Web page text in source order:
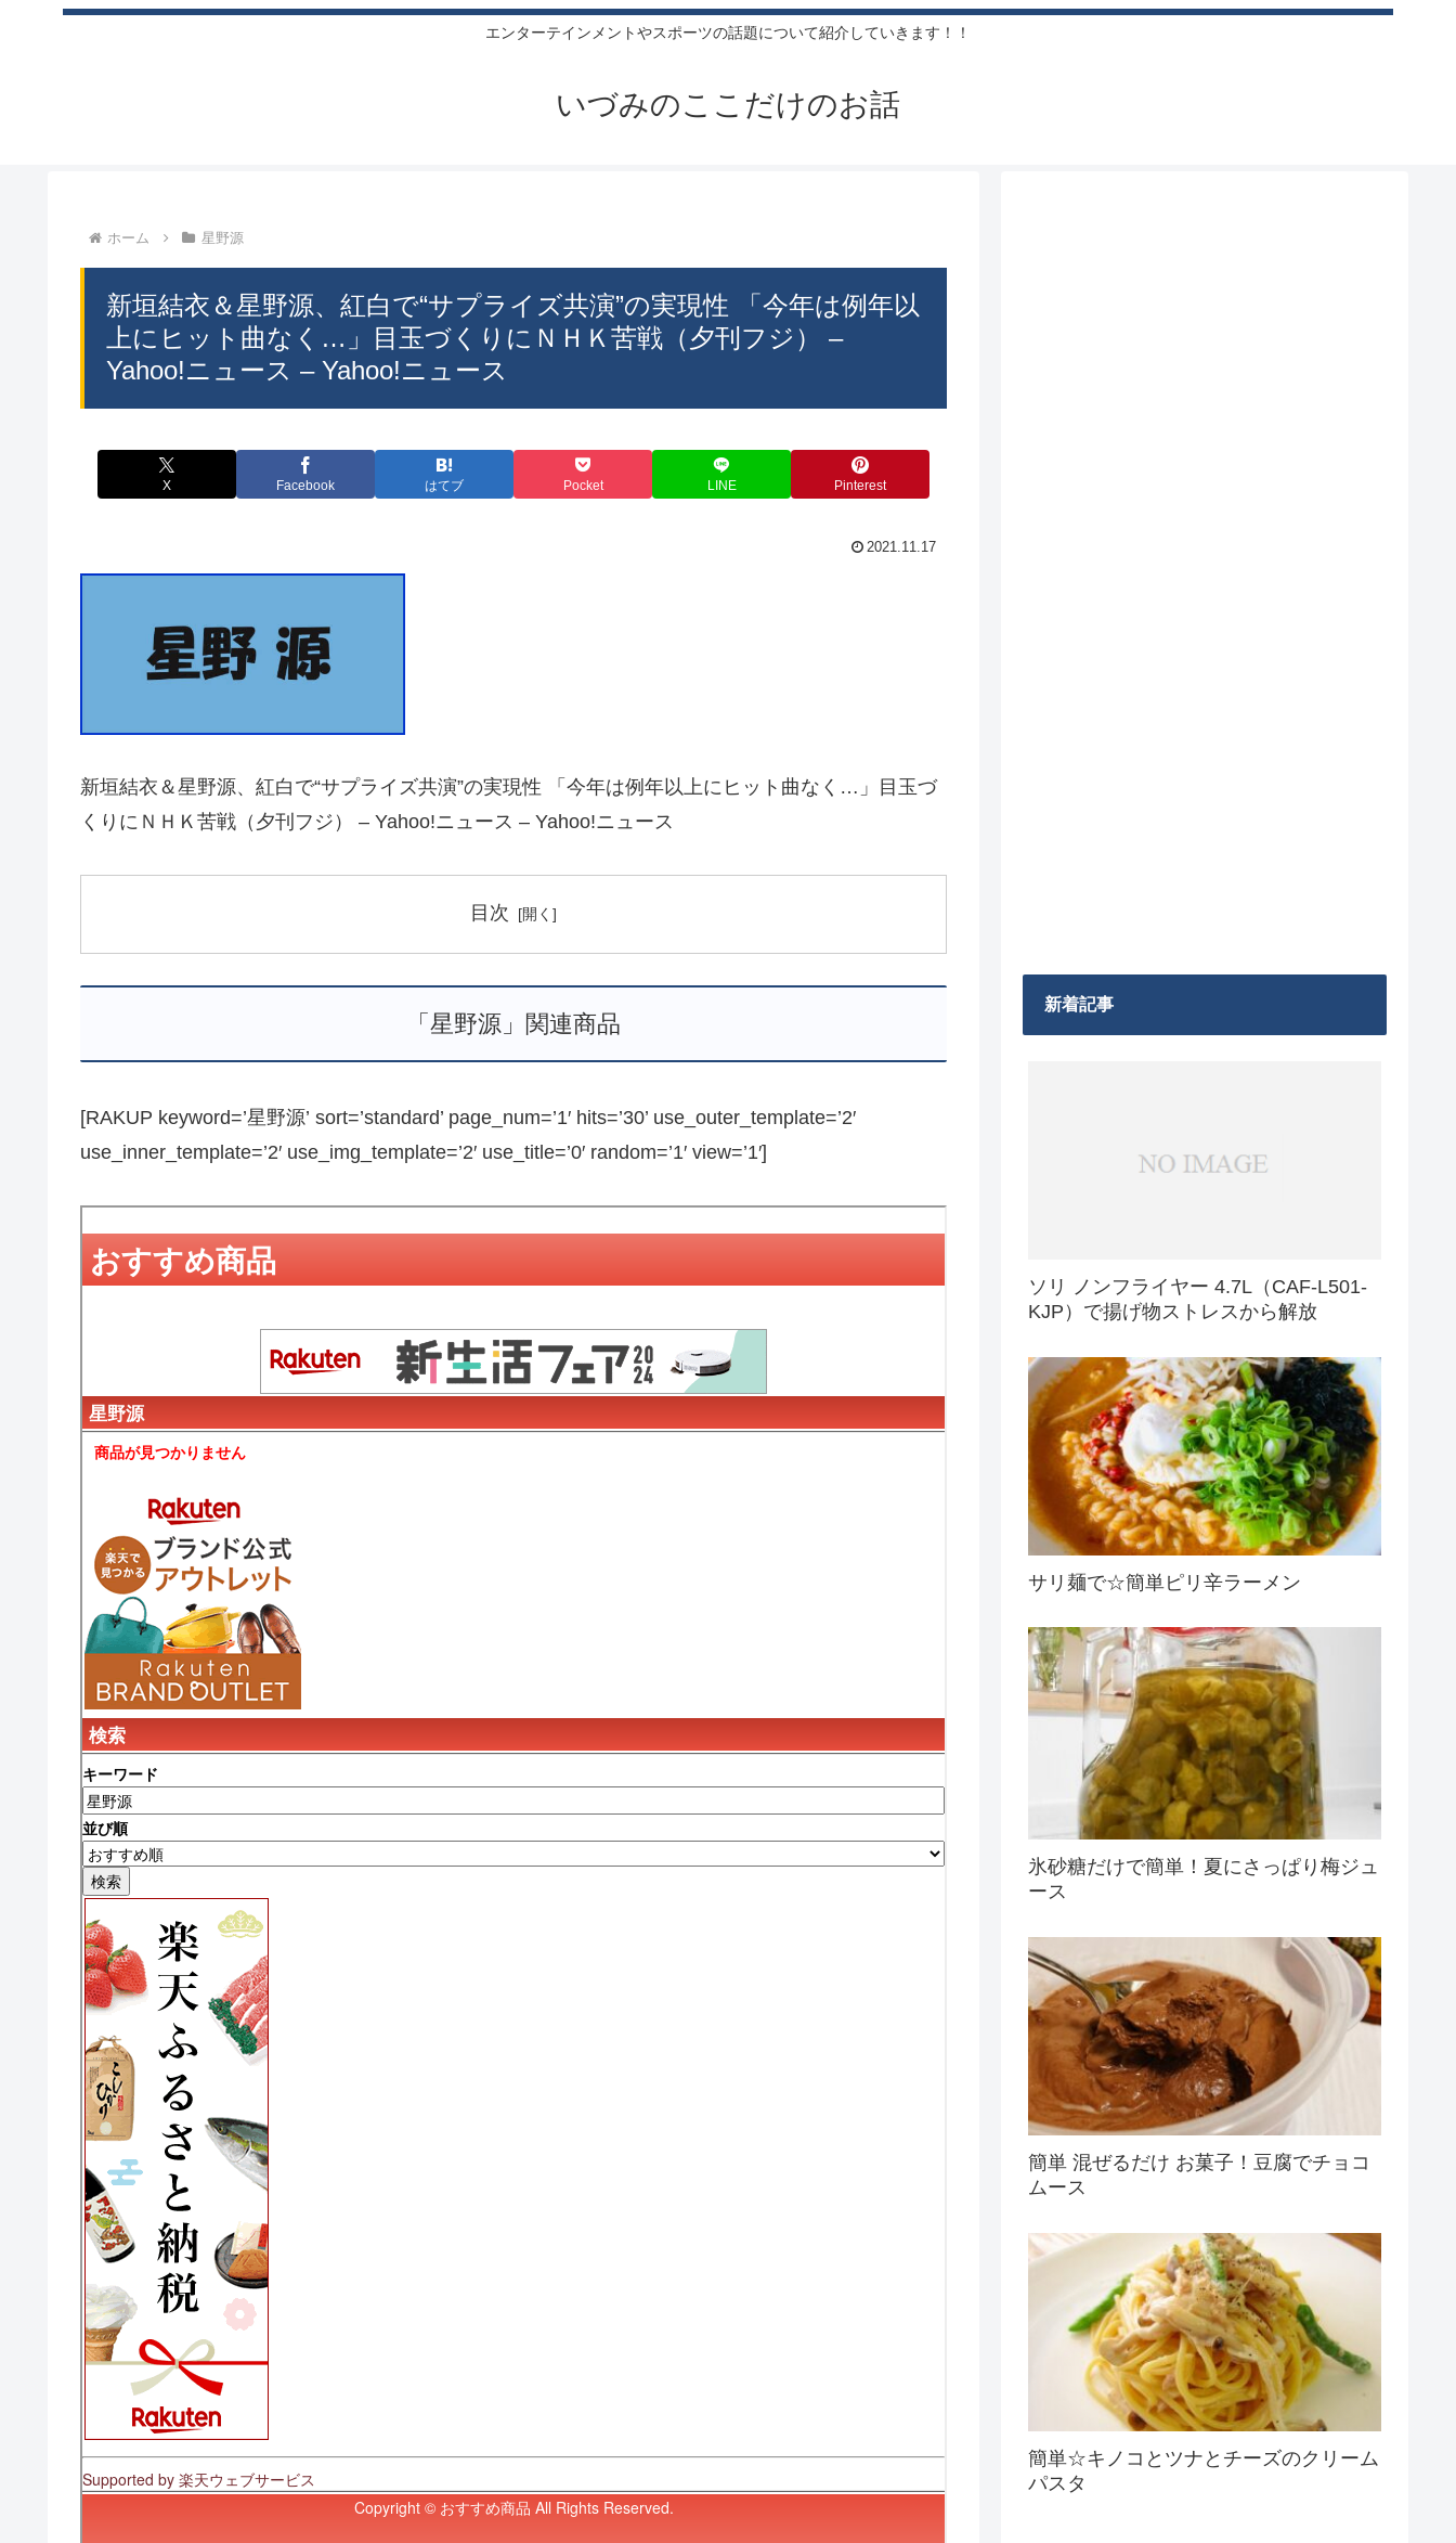
エンターテインメントやスポーツの話題について紹介していきます！！
いづみのここだけのお話
ホーム 星野源
新垣結衣＆星野源、紅白で“サプライズ共演”の実現性 「今年は例年以
上にヒット曲なく…」目玉づくりにＮＨＫ苦戦（夕刊フジ） –
Yahoo!ニュース – Yahoo!ニュース
X Facebook はてブ Pocket LINE Pinterest
2021.11.17
新垣結衣＆星野源、紅白で“サプライズ共演”の実現性 「今年は例年以上にヒット曲なく…」目玉づ
くりにＮＨＫ苦戦（夕刊フジ） – Yahoo!ニュース – Yahoo!ニュース
目次
「星野源」関連商品
[RAKUP keyword=’星野源’ sort=’standard’ page_num=’1′ hits=’30’ use_outer_template=’2′
use_inner_template=’2′ use_img_template=’2′ use_title=’0′ random=’1′ view=’1′]
新着記事
ソリ ノンフライヤー 4.7L（CAF-L501-
KJP）で揚げ物ストレスから解放
サリ麺で☆簡単ピリ辛ラーメン
氷砂糖だけで簡単！夏にさっぱり梅ジュ
ース
簡単 混ぜるだけ お菓子！豆腐でチョコ
ムース
簡単☆キノコとツナとチーズのクリーム
パスタ